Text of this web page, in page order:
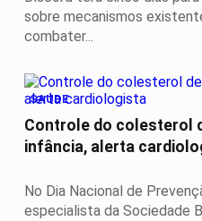
sobre mecanismos
combater...
SAÚDE
Controle do colesterol
infância, alerta
No Dia Nacional de
especialista da Sociedade